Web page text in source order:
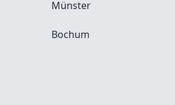
Münster
Bochum